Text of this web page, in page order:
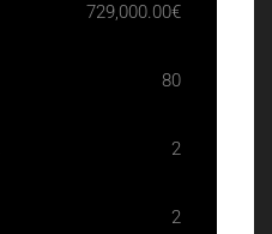
729,000.00€
80
2
2